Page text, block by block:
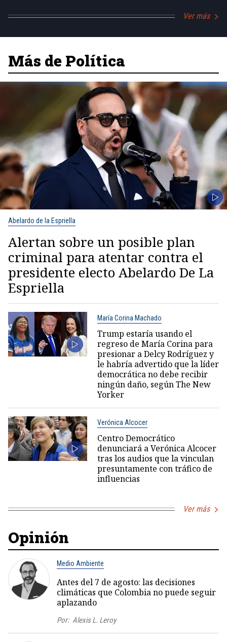
Ver más
Más de Política
Abelardo de la Espriella
Alertan sobre un posible plan
criminal para atentar contra el
presidente electo Abelardo De La
Espriella
María Corina Machado
Trump estaría usando el
regreso de María Corina para
presionar a Delcy Rodríguez y
le habría advertido que la líder
democrática no debe recibir
ningún daño, según The New
Yorker
Verónica Alcocer
Centro Democrático
denunciará a Verónica Alcocer
tras los audios que la vinculan
presuntamente con tráfico de
influencias
Ver más
Opinión
Medio Ambiente
Antes del 7 de agosto: las decisiones
climáticas que Colombia no puede seguir
aplazando
Por: Alexis L. Leroy